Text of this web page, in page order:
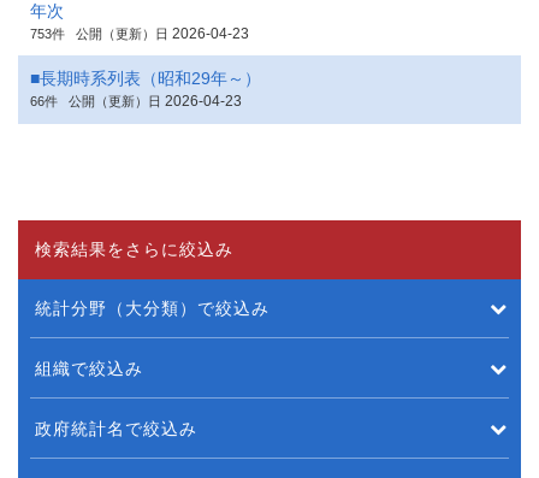
年次
753件 公開（更新）日 2026-04-23
■長期時系列表（昭和29年～）
66件 公開（更新）日 2026-04-23
検索結果をさらに絞込み
統計分野（大分類）で絞込み
組織で絞込み
政府統計名で絞込み